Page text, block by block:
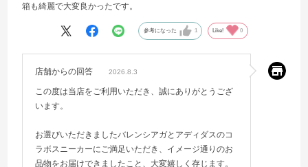
箱も綺麗で大変良かったです。
参考になった 1 Like! 0
店舗からの回答 2026.8.3
この度は当店をご利用いただき、誠にありがとうござ
います。
お選びいただきましたバレンシアガとアディダスのコ
ラボスニーカーにご満足いただき、イメージ通りのお
品物をお届けできましたこと、大変嬉しく存じます。